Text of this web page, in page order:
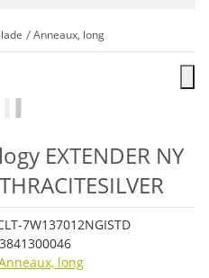
Anneaux, long
EXTENDER NY
7W137012NGISTD
long